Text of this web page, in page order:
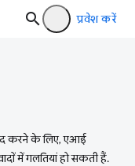
प्रवेश करें
करने के लिए, एआई
में गलतियां हो सकती हैं.